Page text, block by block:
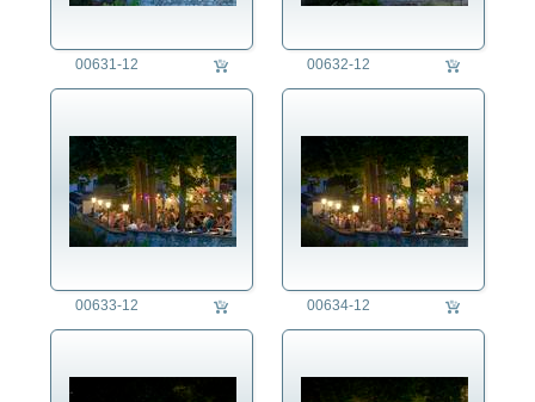
00631-12 00632-12
00633-12 00634-12